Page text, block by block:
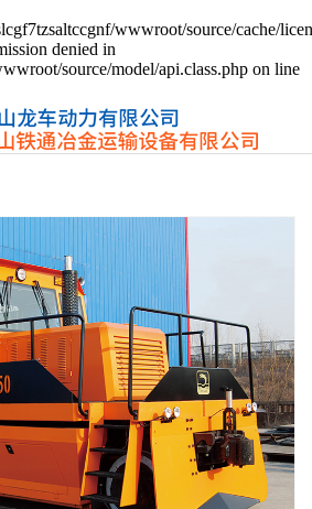
wwwroot/source/cache/
denied in
source/model/api.class.php on line